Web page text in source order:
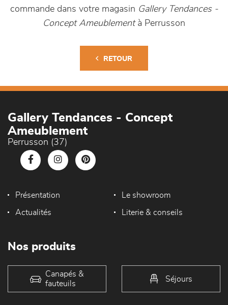
commande dans votre magasin Gallery Tendances -
Concept Ameublement à Perrusson
RETOUR
Gallery Tendances - Concept
Ameublement
Perrusson (37)
Présentation Le showroom
Actualités Literie & conseils
Nos produits
Canapés &
fauteuils
Séjours